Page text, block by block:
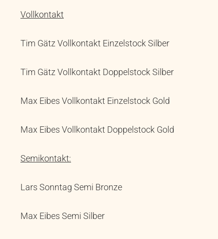
Vollkontakt
Tim Gätz Vollkontakt Einzelstock Silber
Tim Gätz Vollkontakt Doppelstock Silber
Max Eibes Vollkontakt Einzelstock Gold
Max Eibes Vollkontakt Doppelstock Gold
Semikontakt:
Lars Sonntag Semi Bronze
Max Eibes Semi Silber